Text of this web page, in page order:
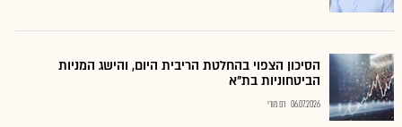
הסיכון הצפוי בהחלטת הריבית היום, והישג המניות
הביטחוניות בת"א
06.07.2026 רם מורי